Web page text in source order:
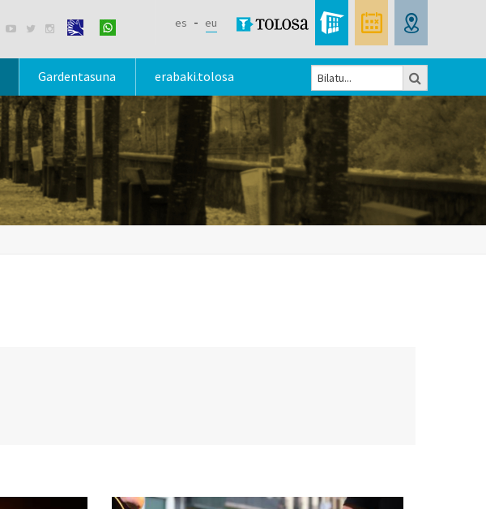
   es eu
Gardentasuna erabaki.tolosa
Bilaketa
formularioa